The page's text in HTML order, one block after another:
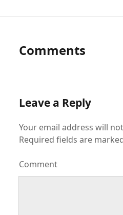
Comments
Leave a Reply
Your email address will
Required fields are
Comment